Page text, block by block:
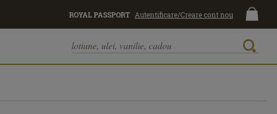
ROYAL PASSPORT Autentificare/Creare cont nou